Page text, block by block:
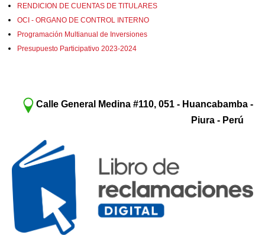
RENDICION DE CUENTAS DE TITULARES
OCI - ORGANO DE CONTROL INTERNO
Programación Multianual de Inversiones
Presupuesto Participativo 2023-2024
Calle General Medina #110, 051 - Huancabamba -
Piura - Perú